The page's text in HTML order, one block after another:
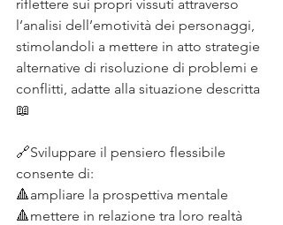
riflettere sui propri vissuti attraverso
l’analisi dell’emotività dei personaggi,
stimolandoli a mettere in atto strategie
alternative di risoluzione di problemi e
conflitti, adatte alla situazione descritta
📖
🔗Sviluppare il pensiero flessibile
consente di:
🔺ampliare la prospettiva mentale
🔺mettere in relazione tra loro realtà